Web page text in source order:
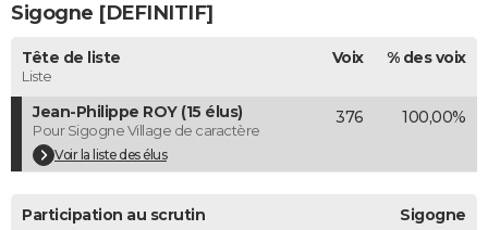
Carte de Noël
Carte Bonne année
Carte Saint-Valentin
Carte Pâques
Carte d'anniversaire
DICTIONNAIRE
Dictionnaire
Biographies
Citations
Expressions
Proverbes
PROGRAMME TV
COPAINS D'AVANT
S'inscrire
Se connecter
Lycées
Collèges
Primaires
Universités
Entreprises
Service militaire
Avis de recherche
AVIS DE DÉCÈS
FORUM
Sigogne [DEFINITIF]
Tête de liste
Liste
Voix % des voix
Jean-Philippe ROY (15 élus)
Pour Sigogne Village de caractère
Voir la liste des élus
376 100,00%
Participation au scrutin Sigogne